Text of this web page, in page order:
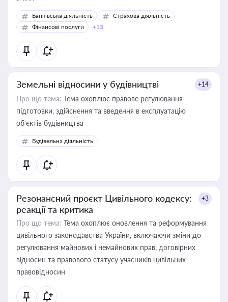
Банківська діяльність
Страхова діяльність
Фінансові послуги
+13
Земельні відносини у будівництві +14
Про що тема: Тема охоплює правове регулювання
підготовки, здійснення та введення в експлуатацію
об’єктів будівництва
Будівельна діяльність
Резонансний проєкт Цивільного кодексу:
реакції та критика
+3
Про що тема: Тема охоплює оновлення та реформування
цивільного законодавства України, включаючи зміни до
регулювання майнових і немайнових прав, договірних
відносин та правового статусу учасників цивільних
правовідносин